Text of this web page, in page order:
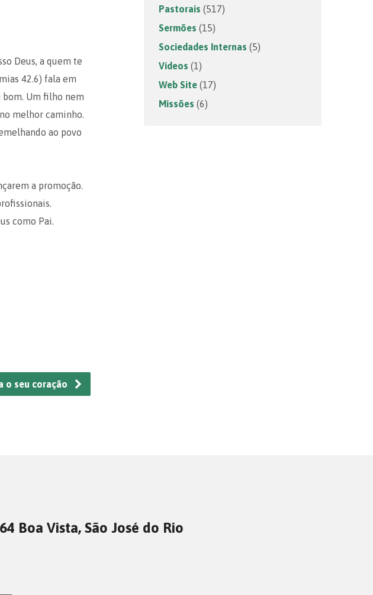
Deus, a quem te
42.6) fala em
bom. Um filho nem
melhor caminho.
ao povo
a promoção.
como Pai.
o seu coração
Pastorais (517)
Sermões (15)
Sociedades Internas (5)
Vídeos (1)
Web Site (17)
Missões (6)
Boa Vista, São José do Rio